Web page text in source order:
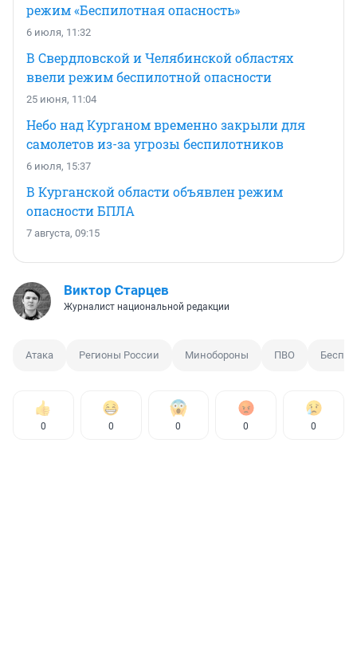
режим «Беспилотная опасность»
6 июля, 11:32
В Свердловской и Челябинской областях
ввели режим беспилотной опасности
25 июня, 11:04
Небо над Курганом временно закрыли для
самолетов из-за угрозы беспилотников
6 июля, 15:37
В Курганской области объявлен режим
опасности БПЛА
7 августа, 09:15
Виктор Старцев
Журналист национальной редакции
Атака Регионы России Минобороны ПВО
0 0 0 0 0